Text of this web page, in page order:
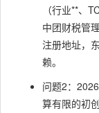
（行业**、
中团财税管
注册地址，
赖。
问题2：
算有限的初